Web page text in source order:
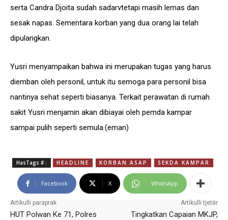
serta Candra Djoita sudah sadarvtetapi masih lemas dan
sesak napas. Sementara korban yang dua orang lai telah
dipulangkan.
Yusri menyampaikan bahwa ini merupakan tugas yang harus
diemban oleh personil, untuk itu semoga para personil bisa
nantinya sehat seperti biasanya. Terkait perawatan di rumah
sakit Yusri menjamin akan dibiayai oleh pemda kampar
sampai pulih seperti semula.(eman)
HasTags # : HEADLINE KORBAN ASAP SEKDA KAMPAR
Facebook X WhatsApp
Artikulli paraprak
HUT Polwan Ke 71, Polres
Artikulli tjetër
Tingkatkan Capaian MKJP,